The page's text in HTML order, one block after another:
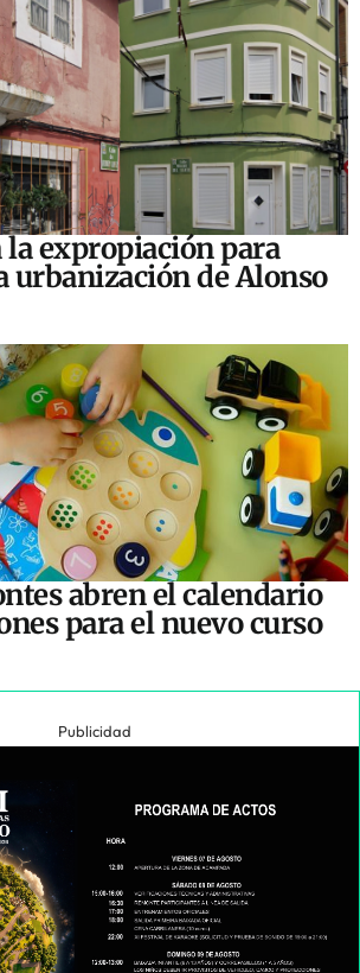
expropiación para
urbanización de Alonso
abren el calendario
para el nuevo curso
Publicidad